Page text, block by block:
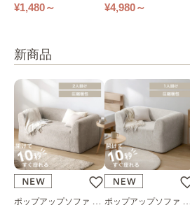
50×50 TKP-SS50 全5色
¥1,480～
ーペット 50×50 TKP-S
¥4,980～
新商品
ポップアップソファ ソ
ポップアップソファ ソ